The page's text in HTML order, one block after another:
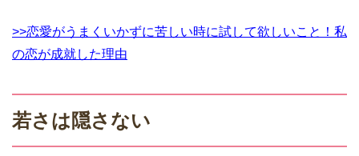
>>恋愛がうまくいかずに苦しい時に試して欲しいこと！私
の恋が成就した理由
若さは隠さない